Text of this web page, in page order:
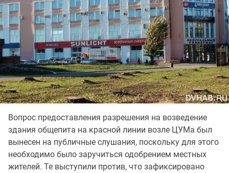
Вопрос предоставления разрешения на возведение
здания общепита на красной линии возле ЦУМа был
вынесен на публичные слушания, поскольку для этого
необходимо было заручиться одобрением местных
жителей. Те выступили против, что зафиксировано